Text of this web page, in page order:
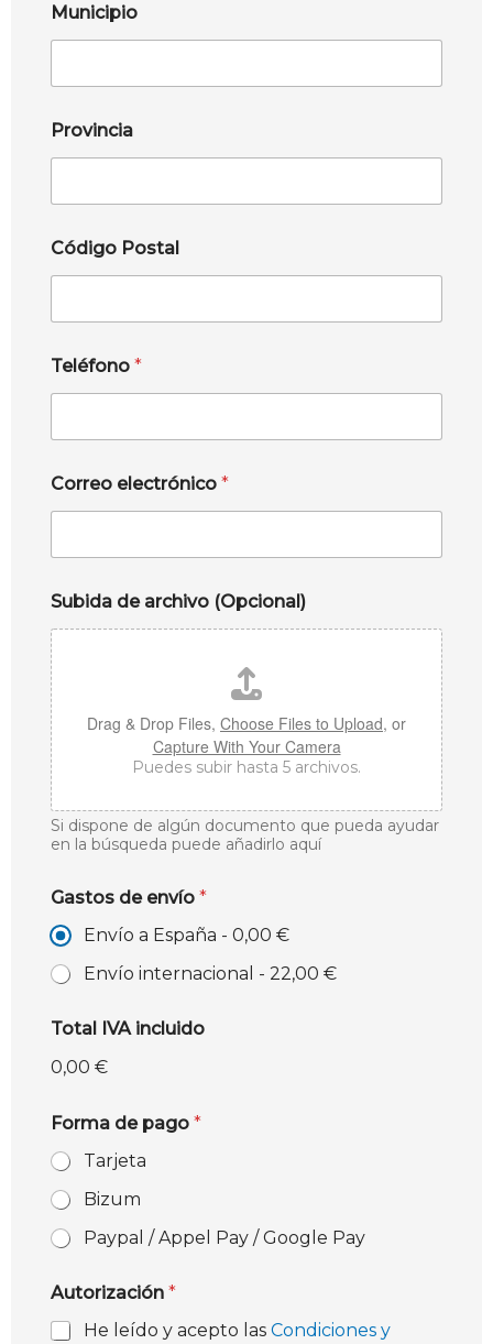
Municipio
Provincia
Código Postal
Teléfono *
Correo electrónico *
Subida de archivo (Opcional)
Drag & Drop Files, Choose Files to Upload, or
Capture With Your Camera
Puedes subir hasta 5 archivos.
Si dispone de algún documento que pueda ayudar
en la búsqueda puede añadirlo aquí
Gastos de envío *
Envío a España - 0,00 €
Envío internacional - 22,00 €
Total IVA incluido
0,00 €
Forma de pago *
Tarjeta
Bizum
Paypal / Appel Pay / Google Pay
Autorización *
He leído y acepto las Condiciones y